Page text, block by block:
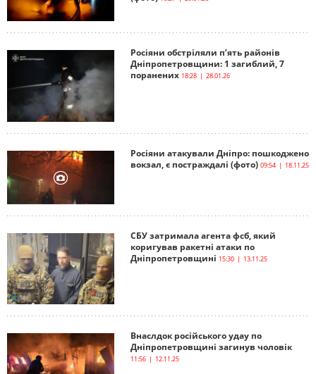
Росіяни обстріляли п’ять районів
Дніпропетровщини: 1 загиблий, 7
поранених 18:28 | 28.01.26
Росіяни атакували Дніпро: пошкоджено
вокзал, є постраждалі (фото) 09:54 | 18.11.25
СБУ затримала агента фсб, який
коригував ракетні атаки по
Дніпропетровщині 15:30 | 13.11.25
Внаслдок російського удау по
Дніпропетровщині загинув чоловік
11:56 | 12.11.25